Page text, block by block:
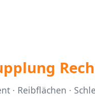
· Reibflächen ·